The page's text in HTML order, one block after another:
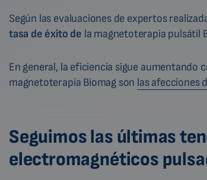
Según las evaluaciones de expertos
tasa de éxito de la magnetoterapia pulsátil
En general, la eficiencia sigue aumentando
magnetoterapia Biomag son las afecciones
Seguimos las últimas
electromagnéticos